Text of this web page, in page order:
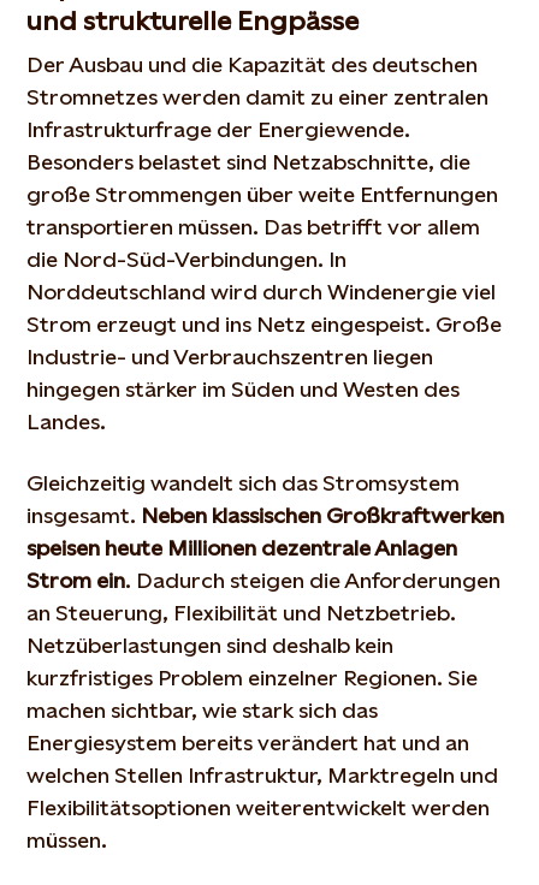
und strukturelle Engpässe
Der Ausbau und die Kapazität des deutschen
Stromnetzes werden damit zu einer zentralen
Infrastrukturfrage der Energiewende.
Besonders belastet sind Netzabschnitte, die
große Strommengen über weite Entfernungen
transportieren müssen. Das betrifft vor allem
die Nord-Süd-Verbindungen. In
Norddeutschland wird durch Windenergie viel
Strom erzeugt und ins Netz eingespeist. Große
Industrie- und Verbrauchszentren liegen
hingegen stärker im Süden und Westen des
Landes.
Gleichzeitig wandelt sich das Stromsystem
insgesamt. Neben klassischen Großkraftwerken
speisen heute Millionen dezentrale Anlagen
Strom ein. Dadurch steigen die Anforderungen
an Steuerung, Flexibilität und Netzbetrieb.
Netzüberlastungen sind deshalb kein
kurzfristiges Problem einzelner Regionen. Sie
machen sichtbar, wie stark sich das
Energiesystem bereits verändert hat und an
welchen Stellen Infrastruktur, Marktregeln und
Flexibilitätsoptionen weiterentwickelt werden
müssen.